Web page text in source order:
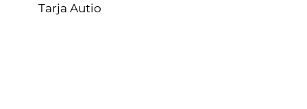
Tarja Autio